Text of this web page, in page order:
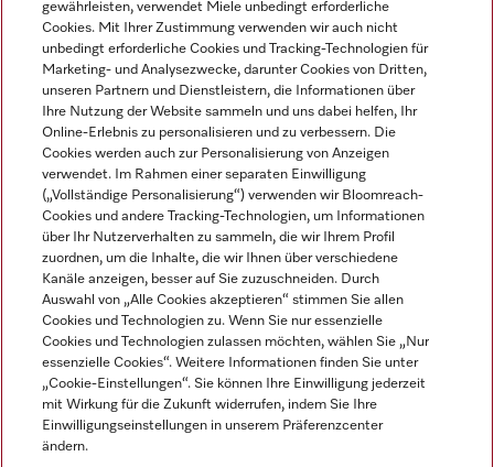
Mehr erfahren
Navigation
Service
gewährleisten, verwendet Miele unbedingt erforderliche
Cookies. Mit Ihrer Zustimmung verwenden wir auch nicht
unbedingt erforderliche Cookies und Tracking-Technologien für
Marketing- und Analysezwecke, darunter Cookies von Dritten,
unseren Partnern und Dienstleistern, die Informationen über
Ihre Nutzung der Website sammeln und uns dabei helfen, Ihr
Online-Erlebnis zu personalisieren und zu verbessern. Die
Cookies werden auch zur Personalisierung von Anzeigen
verwendet. Im Rahmen einer separaten Einwilligung
(„Vollständige Personalisierung“) verwenden wir Bloomreach-
Cookies und andere Tracking-Technologien, um Informationen
über Ihr Nutzerverhalten zu sammeln, die wir Ihrem Profil
zuordnen, um die Inhalte, die wir Ihnen über verschiedene
Kanäle anzeigen, besser auf Sie zuzuschneiden. Durch
Auswahl von „Alle Cookies akzeptieren“ stimmen Sie allen
Cookies und Technologien zu. Wenn Sie nur essenzielle
Cookies und Technologien zulassen möchten, wählen Sie „Nur
essenzielle Cookies“. Weitere Informationen finden Sie unter
„Cookie-Einstellungen“. Sie können Ihre Einwilligung jederzeit
mit Wirkung für die Zukunft widerrufen, indem Sie Ihre
Einwilligungseinstellungen in unserem Präferenzcenter
ändern.